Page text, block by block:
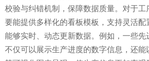
校验与纠错机制，保障数据质量。对于工
要能提供多样化的看板模板，支持灵活配
能够实时、动态更新数据。例如，一些先
不仅可以展示生产进度的数字信息，还能